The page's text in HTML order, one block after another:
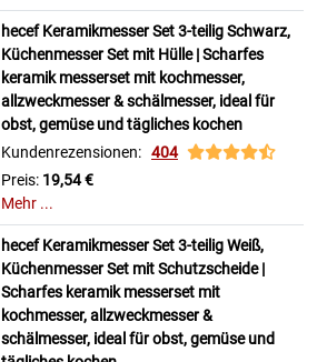
hecef Keramikmesser Set 3-teilig Schwarz,
Küchenmesser Set mit Hülle | Scharfes
keramik messerset mit kochmesser,
allzweckmesser & schälmesser, ideal für
obst, gemüse und tägliches kochen
Kundenrezensionen: 404
Preis: 19,54 €
Mehr ...
hecef Keramikmesser Set 3-teilig Weiß,
Küchenmesser Set mit Schutzscheide |
Scharfes keramik messerset mit
kochmesser, allzweckmesser &
schälmesser, ideal für obst, gemüse und